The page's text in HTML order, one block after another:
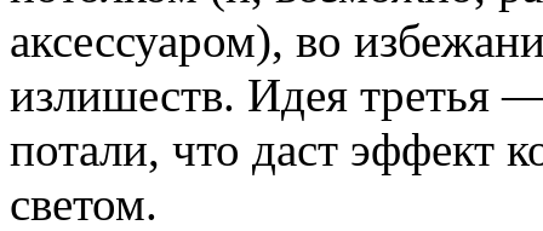
аксессуаром), во
излишеств. Идея третья
потали, что даст эффект
светом.